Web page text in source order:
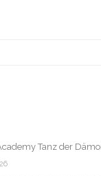
Tanz der